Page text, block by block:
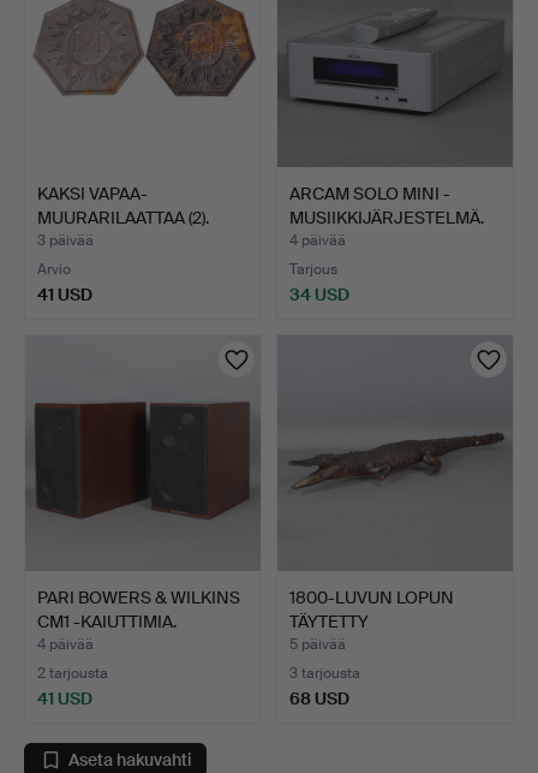
KAKSI VAPAA-
MUURARILAATTAA (2).
3 päivää
Arvio
41 USD
ARCAM SOLO MINI -
MUSIIKKIJÄRJESTELMÄ.
4 päivää
Tarjous
34 USD
PARI BOWERS & WILKINS
CM1 -KAIUTTIMIA.
4 päivää
2 tarjousta
41 USD
1800-LUVUN LOPUN
TÄYTETTY
KROKODIILIELÄIN.
5 päivää
3 tarjousta
68 USD
Aseta hakuvahti